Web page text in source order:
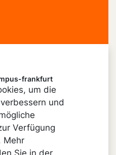
und Illustrationen
frankfurt
um die
und
Verfügung
Mehr